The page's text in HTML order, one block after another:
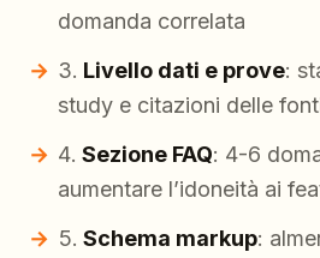
domanda correlata
Livello dati e prove:
study e citazioni delle
Sezione FAQ: 4-6
aumentare l’idoneità ai
Schema markup: